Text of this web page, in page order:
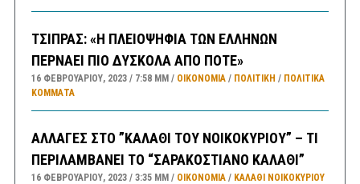
ΤΣΙΠΡΑΣ: «Η ΠΛΕΙΟΨΗΦΙΑ ΤΩΝ ΕΛΛΗΝΩΝ
ΠΕΡΝΑΕΙ ΠΙΟ ΔΥΣΚΟΛΑ ΑΠΟ ΠΟΤΕ»
16 ΦΕΒΡΟΥΑΡΊΟΥ, 2023 7:58 ΜΜ ΟΙΚΟΝΟΜΙΑ/ ΠΟΛΙΤΙΚΗ / ΠΟΛΙΤΙΚΆ
ΚΌΜΜΑΤΑ
ΑΛΛΑΓΕΣ ΣΤΟ ”ΚΑΛΑΘΙ ΤΟΥ ΝΟΙΚΟΚΥΡΙΟΥ” – ΤΙ
ΠΕΡΙΛΑΜΒΑΝΕΙ ΤΟ “ΣΑΡΑΚΟΣΤΙΑΝΟ ΚΑΛΑΘΙ”
16 ΦΕΒΡΟΥΑΡΊΟΥ, 2023 3:35 ΜΜ ΟΙΚΟΝΟΜΙΑ/ ΚΑΛΑΘΙ ΝΟΙΚΟΚΥΡΙΟΥ